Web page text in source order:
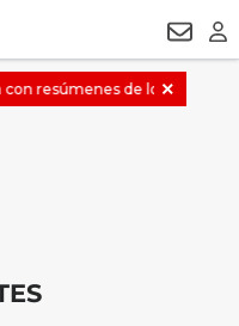
DRON UDA